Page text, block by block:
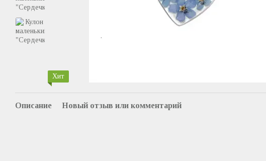
Хит
Описание Новый отзыв или комментарий